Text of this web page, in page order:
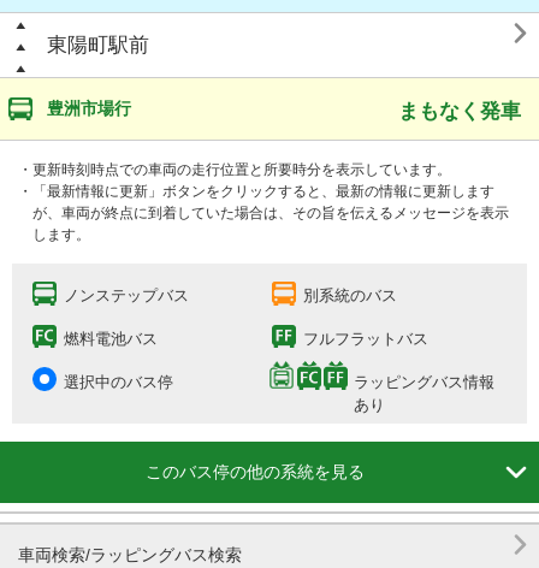
東陽町駅前 
豊洲市場行 まもなく発車
・更新時刻時点での車両の走行位置と所要時分を表示しています。
・「最新情報に更新」ボタンをクリックすると、最新の情報に更新します
が、車両が終点に到着していた場合は、その旨を伝えるメッセージを表示
します。
ノンステップバス 別系統のバス
燃料電池バス フルフラットバス
選択中のバス停
ラッピングバス情報
あり
このバス停の他の系統を見る 
車両検索/ラッピングバス検索 